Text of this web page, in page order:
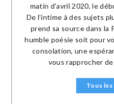
matin d’avril 2020, le
De l’intime à des sujets
prend sa source dans la
humble poésie soit pour
consolation, une
vous rapprocher
Tous